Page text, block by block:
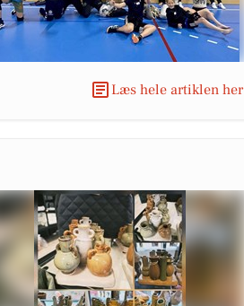
Læs hele artiklen her